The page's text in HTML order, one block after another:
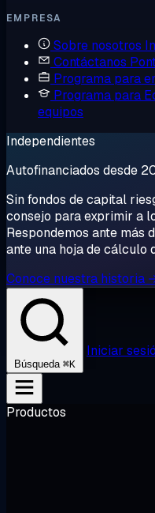
EMPRESA
Sobre nosotros
Contáctanos
Programa para
Programa para
equipos
Independientes
Autofinanciados desde
Sin fondos de capital
consejo para exprimir a
Respondemos ante más
ante una hoja de cálculo
Conoce nuestra historia
Búsqueda ⌘K
Iniciar
Productos